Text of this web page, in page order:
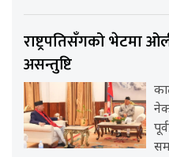
राष्ट्रपतिसँगको भेटमा
असन्तुष्टि